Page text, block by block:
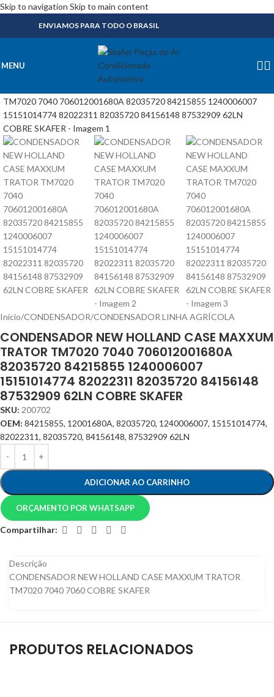
Skip to navigation Skip to main content
ENVIAMOS PARA TODO O BRASIL
MENU
Início/CONDENSADOR/CONDENSADOR LINHA AGRÍCOLA
CONDENSADOR NEW HOLLAND CASE MAXXUM
TRATOR TM7020 7040 706012001680A
82035720 84215855 1240006007
15151014774 82022311 82035720 84156148
87532909 62LN COBRE SKAFER
SKU: 200702
OEM: 84215855, 12001680A, 82035720, 1240006007, 15151014774,
82022311, 82035720, 84156148, 87532909 62LN
ADICIONAR AO CARRINHO
ORÇAMENTO POR WHATSAPP
Compartilhar:
Descrição
CONDENSADOR NEW HOLLAND CASE MAXXUM TRATOR
TM7020 7040 7060 COBRE SKAFER
PRODUTOS RELACIONADOS